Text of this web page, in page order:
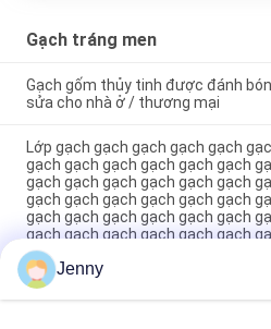
Gạch tráng men
Gạch gốm thủy tinh được đánh
sửa cho nhà ở / thương mại
Lớp gạch gạch gạch gạch gạch
gạch gạch gạch gạch gạch gạch
gạch gạch gạch gạch gạch gạch
gạch gạch gạch gạch gạch gạch
gạch gạch gạch gạch gạch gạch
gạch gạch gạch gạch gạch gạch
gạch gạch gạch gạch gạch gạch
gạch gạch gạch gạch gạch gạch
gạch gạch gạch gạch gạch gạch
gạch g
Jenny